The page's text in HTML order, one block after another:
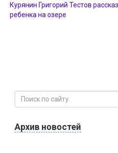
Курянин Григорий Тестов
ребенка на озере
Архив новостей